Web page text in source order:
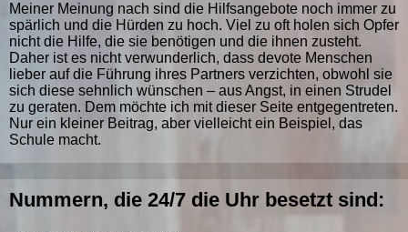
Meiner Meinung nach sind die Hilfsangebote noch immer zu
spärlich und die Hürden zu hoch. Viel zu oft holen sich Opfer
nicht die Hilfe, die sie benötigen und die ihnen zusteht.
Daher ist es nicht verwunderlich, dass devote Menschen
lieber auf die Führung ihres Partners verzichten, obwohl sie
sich diese sehnlich wünschen – aus Angst, in einen Strudel
zu geraten. Dem möchte ich mit dieser Seite entgegentreten.
Nur ein kleiner Beitrag, aber vielleicht ein Beispiel, das
Schule macht.
Nummern, die 24/7 die Uhr besetzt sind: